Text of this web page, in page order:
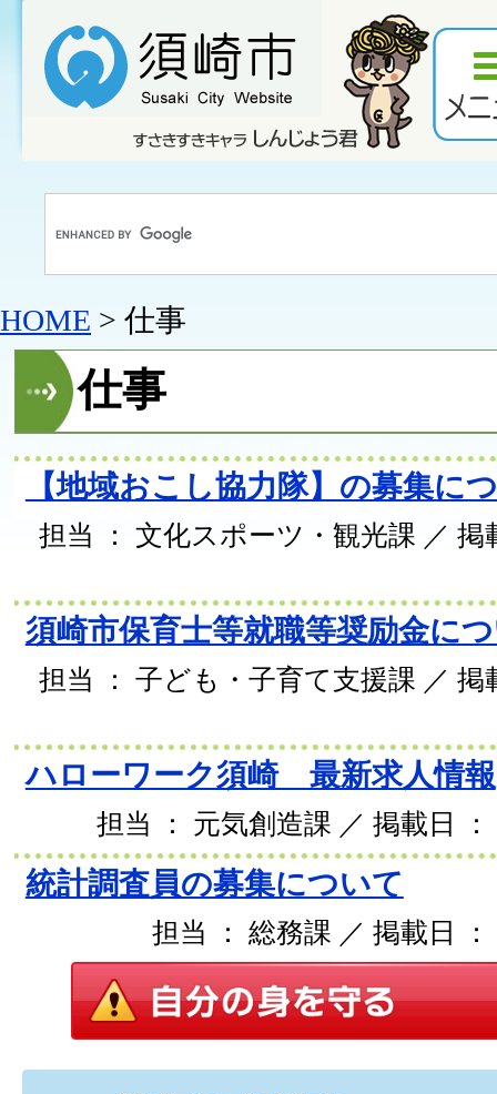
HOME > 仕事
仕事
【地域おこし協力隊】の募集に
担当 ： 文化スポーツ・観光課 ／ 掲
須崎市保育士等就職等奨励金に
担当 ： 子ども・子育て支援課 ／ 掲
ハローワーク須崎 最新求人情報
担当 ： 元気創造課 ／ 掲載日 ：
統計調査員の募集について
担当 ： 総務課 ／ 掲載日